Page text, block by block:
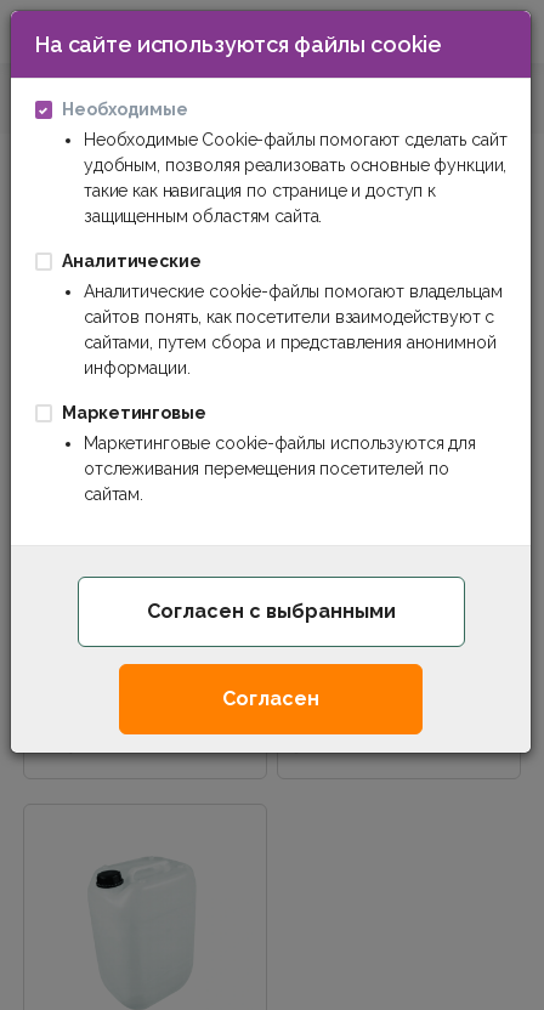
Тара и упаковка
Фильтр
канистра 5Л
Пластмассовая канна 5Л с
крышкой..
канистра 10Л
Пластмассовая канна 10Л
с крышкой..
На сайте используются файлы cookie
Необходимые
Необходимые Cookie-файлы помогают сделать сайт
удобным, позволяя реализовать основные функции,
такие как навигация по странице и доступ к
защищенным областям сайта.
Аналитические
Аналитические cookie-файлы помогают владельцам
сайтов понять, как посетители взаимодействуют с
сайтами, путем сбора и представления анонимной
информации.
Маркетинговые
Маркетинговые cookie-файлы используются для
отслеживания перемещения посетителей по
сайтам.
Согласен с выбранными
Согласен